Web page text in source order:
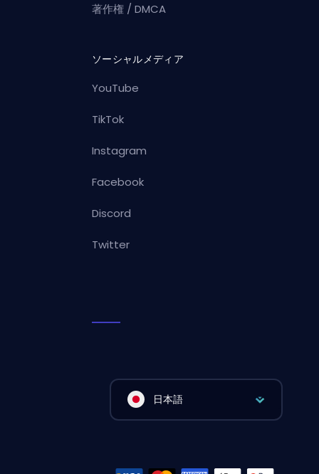
著作権 / DMCA
ソーシャルメディア
YouTube
TikTok
Instagram
Facebook
Discord
Twitter
日本語